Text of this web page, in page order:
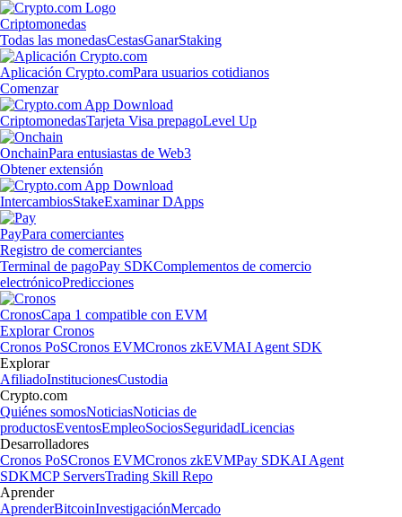
Criptomonedas
Todas las monedasCestasGanarStaking
Aplicación Crypto.comPara usuarios cotidianos
Comenzar
CriptomonedasTarjeta Visa prepagoLevel Up
OnchainPara entusiastas de Web3
Obtener extensión
IntercambiosStakeExaminar DApps
PayPara comerciantes
Registro de comerciantes
Terminal de pagoPay SDKComplementos de comercio
electrónicoPredicciones
CronosCapa 1 compatible con EVM
Explorar Cronos
Cronos PoSCronos EVMCronos zkEVMAI Agent SDK
Explorar
AfiliadoInstitucionesCustodia
Crypto.com
Quiénes somosNoticiasNoticias de
productosEventosEmpleoSociosSeguridadLicencias
Desarrolladores
Cronos PoSCronos EVMCronos zkEVMPay SDKAI Agent
SDKMCP ServersTrading Skill Repo
Aprender
AprenderBitcoinInvestigaciónMercado